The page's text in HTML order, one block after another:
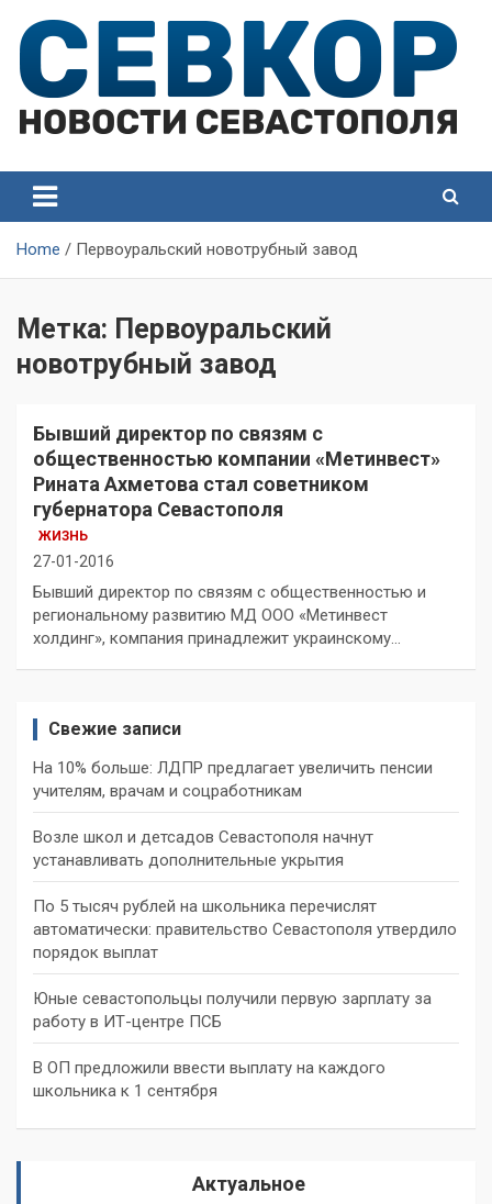
content
Севастополя
Севастополя
Home Первоуральский новотрубный завод
Метка: Первоуральский
новотрубный завод
Бывший директор по связям с
общественностью компании «Метинвест»
Рината Ахметова стал советником
губернатора Севастополя
ЖИЗНЬ
27-01-2016
Бывший директор по связям с общественностью и
региональному развитию МД ООО «Метинвест
холдинг», компания принадлежит украинскому…
Свежие записи
На 10% больше: ЛДПР предлагает увеличить пенсии
учителям, врачам и соцработникам
Возле школ и детсадов Севастополя начнут
устанавливать дополнительные укрытия
По 5 тысяч рублей на школьника перечислят
автоматически: правительство Севастополя утвердило
порядок выплат
Юные севастопольцы получили первую зарплату за
работу в ИТ-центре ПСБ
В ОП предложили ввести выплату на каждого
школьника к 1 сентября
Актуальное